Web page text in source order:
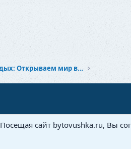
Путешествия и отдых: Открываем мир вместе
Посещая сайт bytovushka.ru, Вы